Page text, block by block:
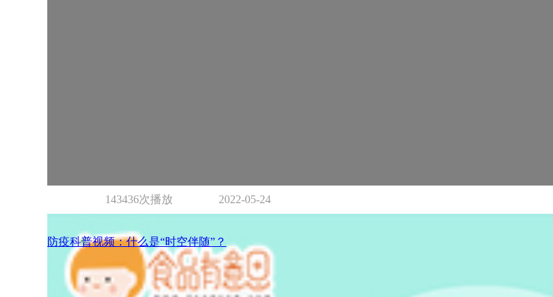
143436次播放 2022-05-24
防疫科普视频：什么是“时空伴随”？